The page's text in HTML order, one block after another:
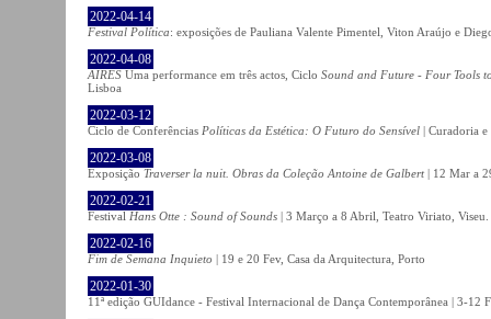
2022-04-14
Festival Política: exposições de Pauliana Valente Pimentel, Viton Araújo e
2022-04-08
AIRES Uma performance em três actos, Ciclo Sound and Future - Four Tools
Lisboa
2022-03-12
Ciclo de Conferências Políticas da Estética: O Futuro do Sensível | Curadoria
2022-03-08
Exposição Traverser la nuit. Obras da Coleção Antoine de Galbert | 12 Mar a
2022-02-21
Festival Hans Otte : Sound of Sounds | 3 Março a 8 Abril, Teatro Viriato, Viseu.
2022-02-16
Fim de Semana Inquieto | 19 e 20 Fev, Casa da Arquitectura, Porto
2022-01-30
11ª edição GUIdance - Festival Internacional de Dança Contemporânea | 3-12